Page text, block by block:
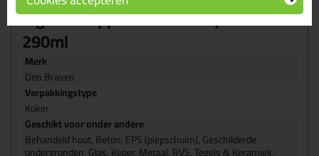
Eigenschappen Zwaluw Hybrifix
290ml
Merk
Den Braven
Verpakkingstype
Koker
Geschikt voor onder andere
Behandeld hout, Beton, EPS (piepschuim), Geschilderde